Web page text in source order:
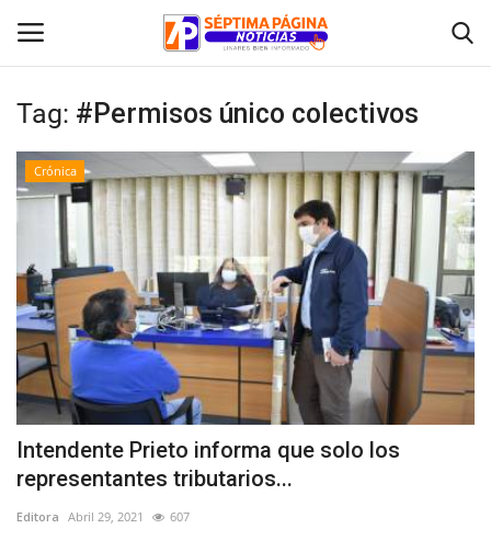
Inicio
Crónica
Policial
Tribunales
Deporte
Política
Espectáculos
Tag: #Permisos único colectivos
Crónica
Intendente Prieto informa que solo los
representantes tributarios...
Editora Abril 29, 2021 607